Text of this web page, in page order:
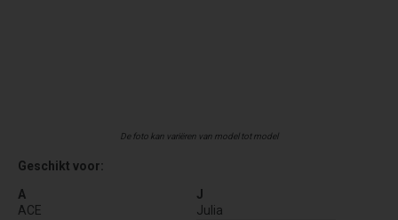
De foto kan variëren van model tot model
Geschikt voor:
A
ACE
J
Julia